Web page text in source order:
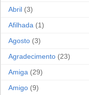
Abril (3)
Afilhada (1)
Agosto (3)
Agradecimento (23)
Amiga (29)
Amigo (9)